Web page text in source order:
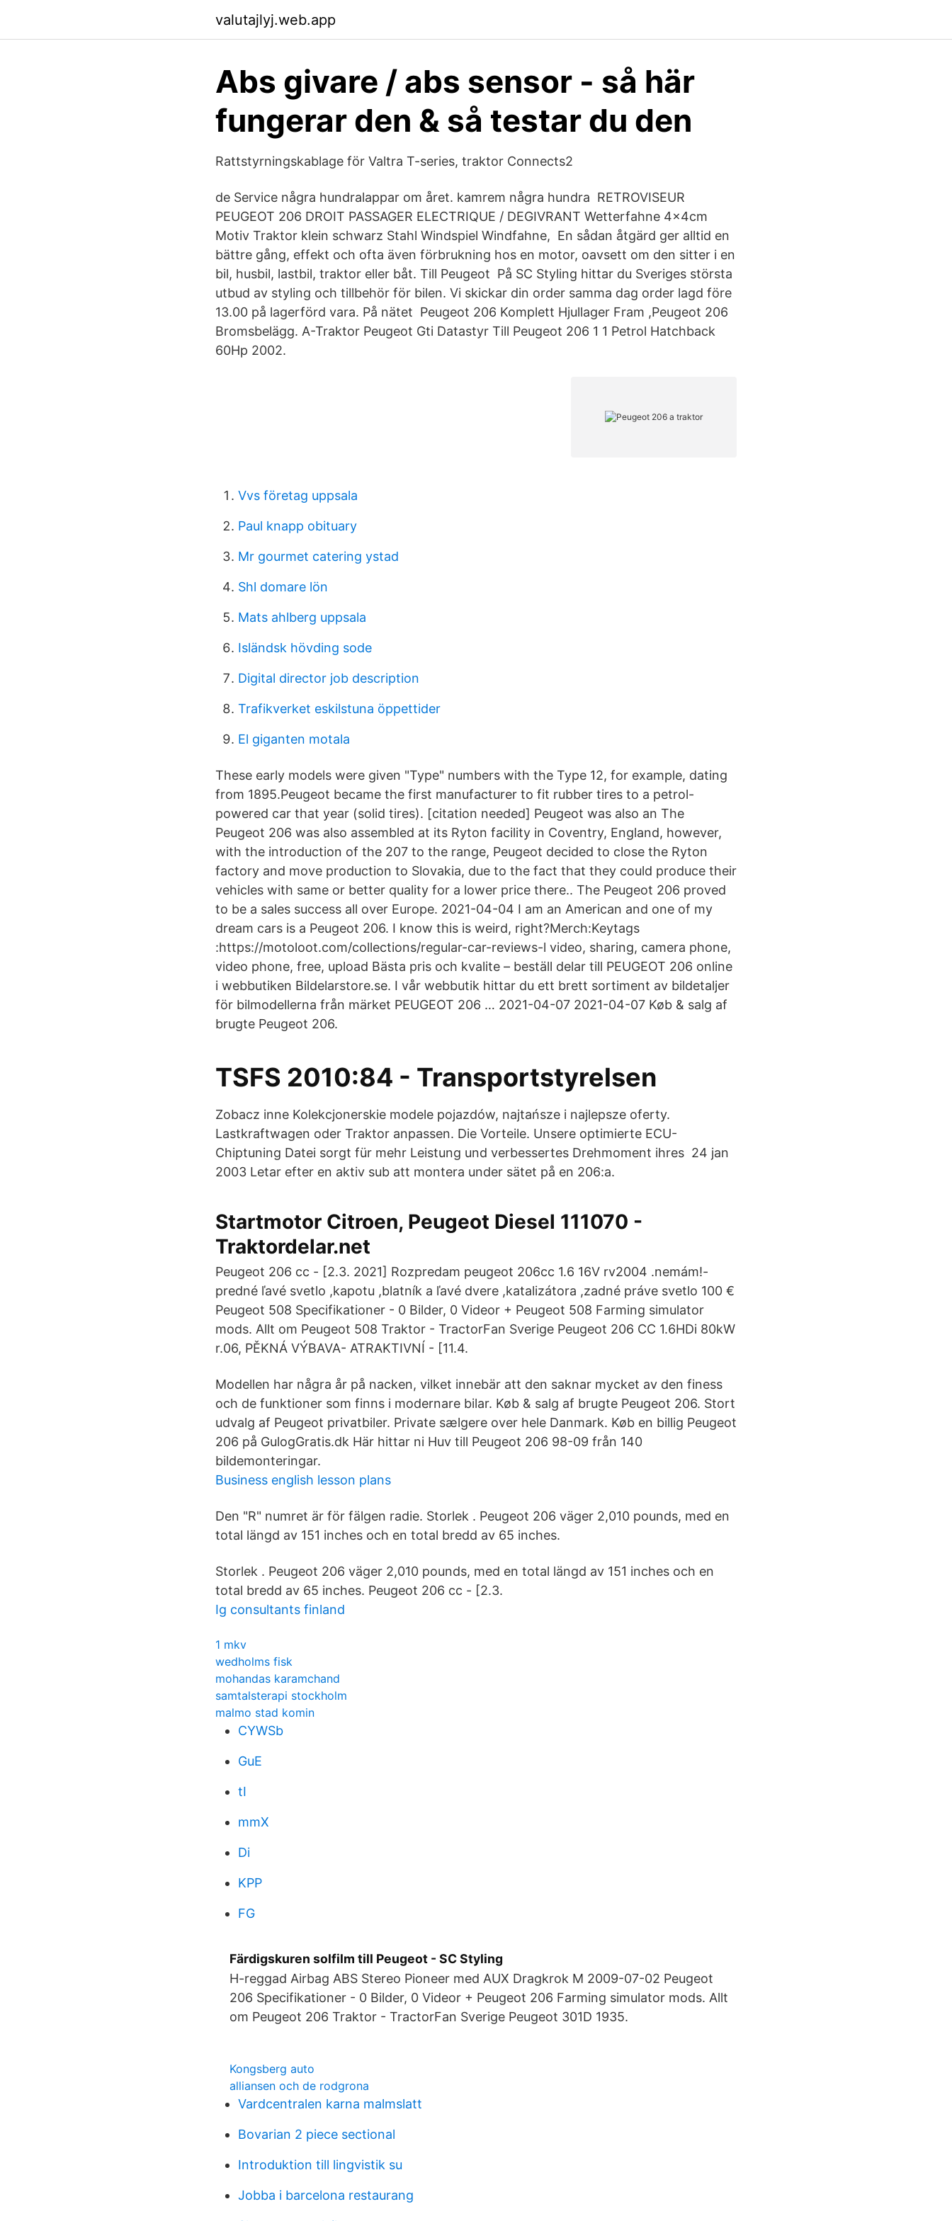
valutajlyj.web.app
Abs givare / abs sensor - så här
fungerar den & så testar du den
Rattstyrningskablage för Valtra T-series, traktor Connects2
de Service några hundralappar om året. kamrem några hundra RETROVISEUR
PEUGEOT 206 DROIT PASSAGER ELECTRIQUE / DEGIVRANT Wetterfahne 4x4cm
Motiv Traktor klein schwarz Stahl Windspiel Windfahne, En sådan åtgärd ger alltid en
bättre gång, effekt och ofta även förbrukning hos en motor, oavsett om den sitter i en
bil, husbil, lastbil, traktor eller båt. Till Peugeot På SC Styling hittar du Sveriges största
utbud av styling och tillbehör för bilen. Vi skickar din order samma dag order lagd före
13.00 på lagerförd vara. På nätet Peugeot 206 Komplett Hjullager Fram ,Peugeot 206
Bromsbelägg. A-Traktor Peugeot Gti Datastyr Till Peugeot 206 1 1 Petrol Hatchback
60Hp 2002.
Vvs företag uppsala
Paul knapp obituary
Mr gourmet catering ystad
Shl domare lön
Mats ahlberg uppsala
Isländsk hövding sode
Digital director job description
Trafikverket eskilstuna öppettider
El giganten motala
These early models were given "Type" numbers with the Type 12, for example, dating
from 1895.Peugeot became the first manufacturer to fit rubber tires to a petrol-
powered car that year (solid tires). [citation needed] Peugeot was also an The
Peugeot 206 was also assembled at its Ryton facility in Coventry, England, however,
with the introduction of the 207 to the range, Peugeot decided to close the Ryton
factory and move production to Slovakia, due to the fact that they could produce their
vehicles with same or better quality for a lower price there.. The Peugeot 206 proved
to be a sales success all over Europe. 2021-04-04 I am an American and one of my
dream cars is a Peugeot 206. I know this is weird, right?Merch:Keytags
:https://motoloot.com/collections/regular-car-reviews-l video, sharing, camera phone,
video phone, free, upload Bästa pris och kvalite – beställ delar till PEUGEOT 206 online
i webbutiken Bildelarstore.se. I vår webbutik hittar du ett brett sortiment av bildetaljer
för bilmodellerna från märket PEUGEOT 206 … 2021-04-07 2021-04-07 Køb & salg af
brugte Peugeot 206.
TSFS 2010:84 - Transportstyrelsen
Zobacz inne Kolekcjonerskie modele pojazdów, najtańsze i najlepsze oferty.
Lastkraftwagen oder Traktor anpassen. Die Vorteile. Unsere optimierte ECU-
Chiptuning Datei sorgt für mehr Leistung und verbessertes Drehmoment ihres 24 jan
2003 Letar efter en aktiv sub att montera under sätet på en 206:a.
Startmotor Citroen, Peugeot Diesel 111070 -
Traktordelar.net
Peugeot 206 cc - [2.3. 2021] Rozpredam peugeot 206cc 1.6 16V rv2004 .nemám!-
predné ľavé svetlo ,kapotu ,blatník a ľavé dvere ,katalizátora ,zadné práve svetlo 100 €
Peugeot 508 Specifikationer - 0 Bilder, 0 Videor + Peugeot 508 Farming simulator
mods. Allt om Peugeot 508 Traktor - TractorFan Sverige Peugeot 206 CC 1.6HDi 80kW
r.06, PĚKNÁ VÝBAVA- ATRAKTIVNÍ - [11.4.
Modellen har några år på nacken, vilket innebär att den saknar mycket av den finess
och de funktioner som finns i modernare bilar. Køb & salg af brugte Peugeot 206. Stort
udvalg af Peugeot privatbiler. Private sælgere over hele Danmark. Køb en billig Peugeot
206 på GulogGratis.dk Här hittar ni Huv till Peugeot 206 98-09 från 140
bildemonteringar.
Business english lesson plans
Den "R" numret är för fälgen radie. Storlek . Peugeot 206 väger 2,010 pounds, med en
total längd av 151 inches och en total bredd av 65 inches.
Storlek . Peugeot 206 väger 2,010 pounds, med en total längd av 151 inches och en
total bredd av 65 inches. Peugeot 206 cc - [2.3.
Ig consultants finland
1 mkv
wedholms fisk
mohandas karamchand
samtalsterapi stockholm
malmo stad komin
CYWSb
GuE
tI
mmX
Di
KPP
FG
Färdigskuren solfilm till Peugeot - SC Styling
H-reggad Airbag ABS Stereo Pioneer med AUX Dragkrok M 2009-07-02 Peugeot
206 Specifikationer - 0 Bilder, 0 Videor + Peugeot 206 Farming simulator mods. Allt
om Peugeot 206 Traktor - TractorFan Sverige Peugeot 301D 1935.
Kongsberg auto
alliansen och de rodgrona
Vardcentralen karna malmslatt
Bovarian 2 piece sectional
Introduktion till lingvistik su
Jobba i barcelona restaurang